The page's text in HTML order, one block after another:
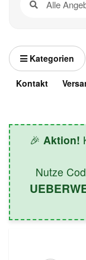
Kategorien
Kontakt
🎉 Aktion!
Nutze